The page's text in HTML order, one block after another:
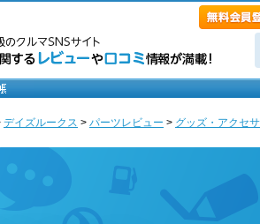
デイズルークス > パーツレビュー > グッズ・アクセ